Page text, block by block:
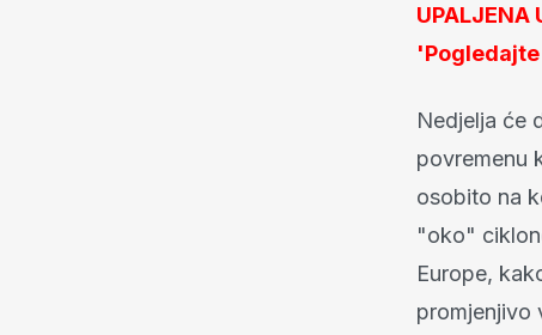
'Pogledajte
Nedjelja će
povremenu
osobito na
"oko"
Europe,
promjenjivo